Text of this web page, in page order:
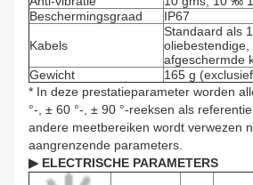
Beschermingsgraad
IP67
Kabels
Standaard als
afgeschermde
Gewicht
165 g
* In deze prestatieparameter worden
°-, ± 60 °-, ± 90 °-reeksen als
andere meetbereiken wordt verwezen
aangrenzende parameters.
▶ ELECTRISCHE PARAMETERS